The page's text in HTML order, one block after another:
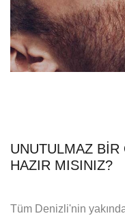
UNUTULMAZ
HAZIR MISINIZ?
Tüm Denizli'nin